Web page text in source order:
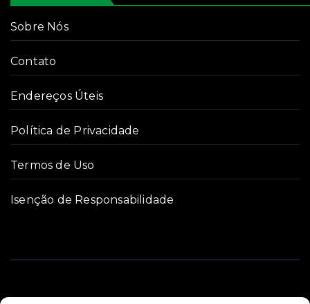
Sobre Nós
Contato
Endereços Úteis
Política de Privacidade
Termos de Uso
Isenção de Responsabilidade